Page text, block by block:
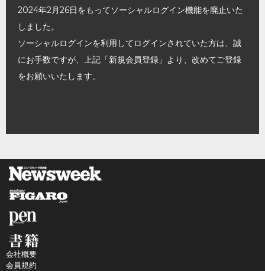
2024年2月26日をもってソーシャルログイン機能を廃止いた
しました。
ソーシャルログインを利用してログインされていた方は、誠
にお手数ですが、上記「新規会員登録」より、改めてご登録
をお願いいたします。
会社概要
会員規約